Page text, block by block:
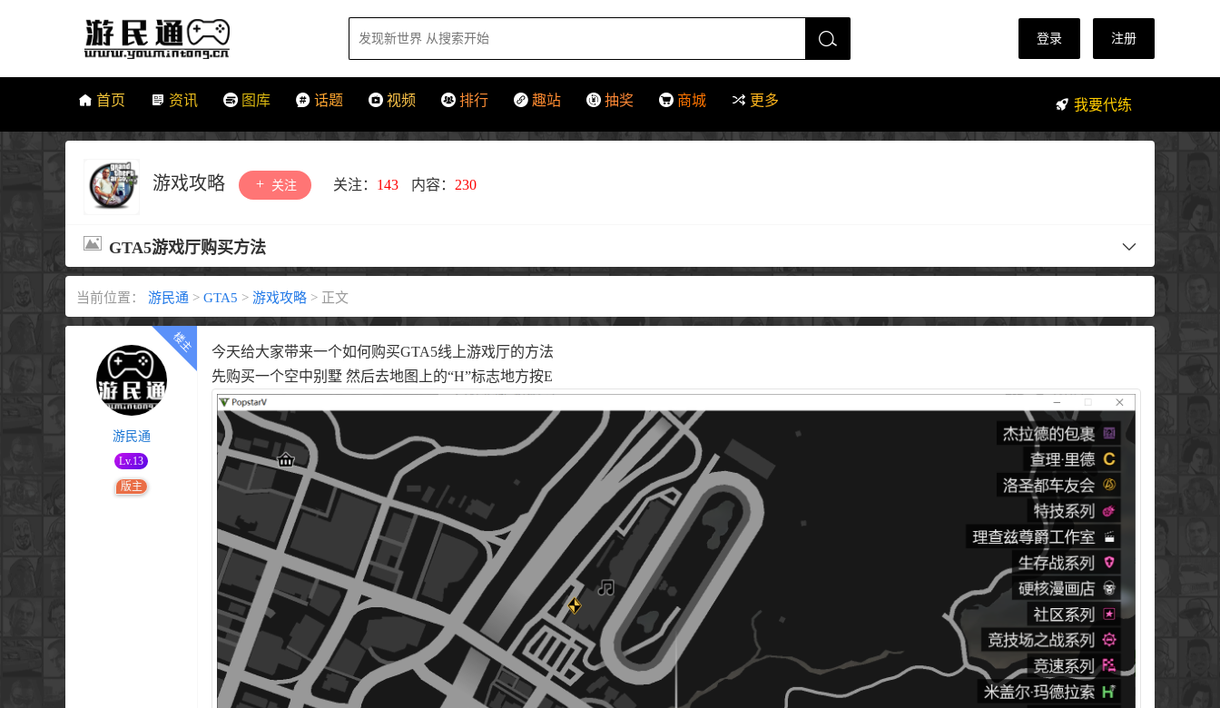
登录 注册
首页 资讯 图库 话题 视频 排行 趣站 抽奖 商城 更多 我要代练
游戏攻略 关注 关注： 143 内容： 230
GTA5游戏厅购买方法
当前位置： 游民通 > GTA5 > 游戏攻略 > 正文
游民通
Lv.13
版主
今天给大家带来一个如何购买GTA5线上游戏厅的方法
先购买一个空中别墅 然后去地图上的“H”标志地方按E